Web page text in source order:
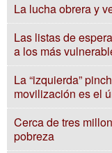
La lucha obrera y
Las listas de
a los más
La “izquierda”
movilización es el
Cerca de tres
pobreza